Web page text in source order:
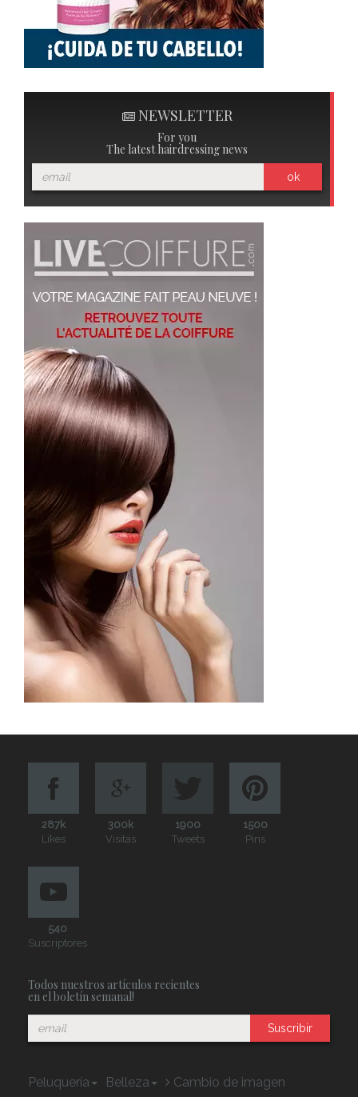
NEWSLETTER
For you
The latest hairdressing news
ok
287k
Likes
300k
Visitas
1900
Tweets
1500
Pins
540
Suscriptores
Todos nuestros artículos recientes
en el boletín semanal!
Suscribir
Peluquería Belleza Cambio de imagen